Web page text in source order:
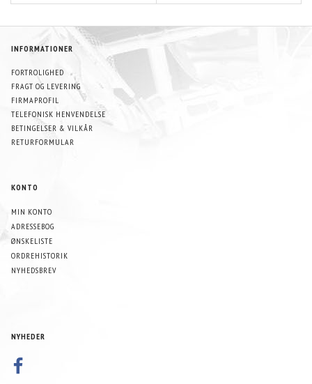
INFORMATIONER
FORTROLIGHED
FRAGT OG LEVERING
FIRMAPROFIL
TELEFONISK HENVENDELSE
BETINGELSER & VILKÅR
RETURFORMULAR
KONTO
MIN KONTO
ADRESSEBOG
ØNSKELISTE
ORDREHISTORIK
NYHEDSBREV
NYHEDER